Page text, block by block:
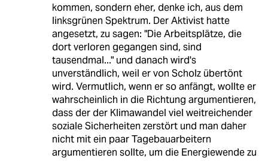
kommen, sondern eher, denke ich, aus dem
linksgrünen Spektrum. Der Aktivist hatte
angesetzt, zu sagen: "Die Arbeitsplätze, die
dort verloren gegangen sind, sind
tausendmal..." und danach wird's
unverständlich, weil er von Scholz übertönt
wird. Vermutlich, wenn er so anfängt, wollte er
wahrscheinlich in die Richtung argumentieren,
dass der der Klimawandel viel weitreichender
soziale Sicherheiten zerstört und man daher
nicht mit ein paar Tagebauarbeitern
argumentieren sollte, um die Energiewende zu